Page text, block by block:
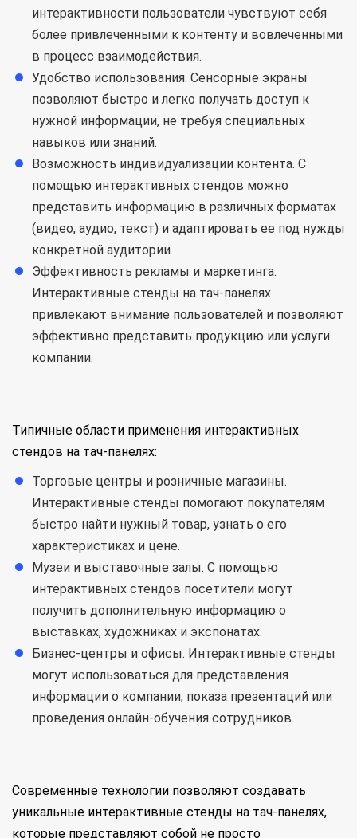
интерактивности пользователи чувствуют себя
более привлеченными к контенту и вовлеченными
в процесс взаимодействия.
Удобство использования. Сенсорные экраны
позволяют быстро и легко получать доступ к
нужной информации, не требуя специальных
навыков или знаний.
Возможность индивидуализации контента. С
помощью интерактивных стендов можно
представить информацию в различных форматах
(видео, аудио, текст) и адаптировать ее под нужды
конкретной аудитории.
Эффективность рекламы и маркетинга.
Интерактивные стенды на тач-панелях
привлекают внимание пользователей и позволяют
эффективно представить продукцию или услуги
компании.
Типичные области применения интерактивных
стендов на тач-панелях:
Торговые центры и розничные магазины.
Интерактивные стенды помогают покупателям
быстро найти нужный товар, узнать о его
характеристиках и цене.
Музеи и выставочные залы. С помощью
интерактивных стендов посетители могут
получить дополнительную информацию о
выставках, художниках и экспонатах.
Бизнес-центры и офисы. Интерактивные стенды
могут использоваться для представления
информации о компании, показа презентаций или
проведения онлайн-обучения сотрудников.
Современные технологии позволяют создавать
уникальные интерактивные стенды на тач-панелях,
которые представляют собой не просто